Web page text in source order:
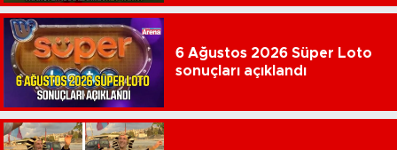
6 Ağustos 2026 Süper Loto
sonuçları açıklandı